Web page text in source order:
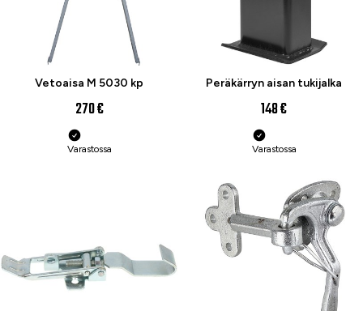
Vetoaisa M 5030 kp
270 €
Varastossa
Peräkärryn aisan tukijalka
148 €
Varastossa